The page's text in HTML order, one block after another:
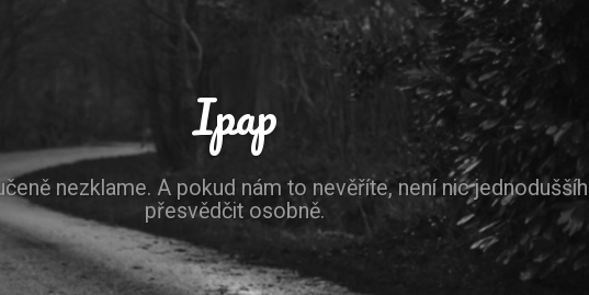
Ipap
nezklame. A pokud nám to nevěříte, není nic
přesvědčit osobně.